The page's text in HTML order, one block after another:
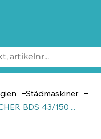
Städmaskiner
BDS 43/150 ...